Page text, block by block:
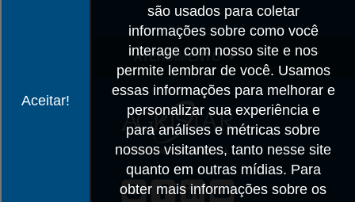
Aceitar!
são usados para coletar
informações sobre como você
interage com nosso site e nos
permite lembrar de você. Usamos
essas informações para melhorar e
personalizar sua experiência e
para análises e métricas sobre
nossos visitantes, tanto nesse site
quanto em outras mídias. Para
obter mais informações sobre os
ATENDIMENTO
CADASTRO
TRABALHE CONOSCO